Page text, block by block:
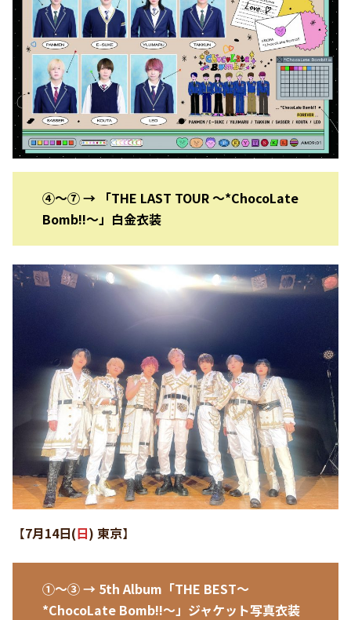
④〜⑦ → 「THE LAST TOUR 〜*ChocoLate
Bomb!!〜」白金衣装
【7月14日(日) 東京】
①〜③ → 5th Album「THE BEST〜
*ChocoLate Bomb!!〜」ジャケット写真衣装